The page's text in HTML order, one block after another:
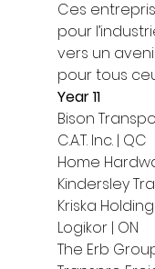
Ces
pour
vers un
pour tous
Year 11
Bison
C.A.T. Inc. | QC
Home
Kindersley
Kriska
Logikor | ON
The Erb